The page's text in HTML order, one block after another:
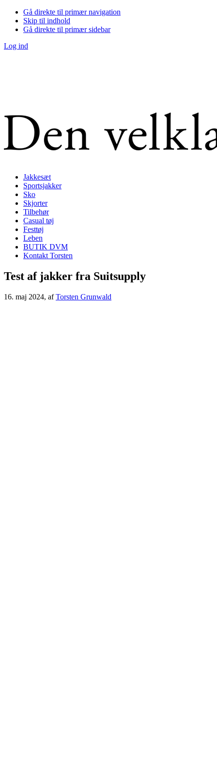
Gå direkte til primær navigation
Skip til indhold
Gå direkte til primær sidebar
Log ind
Jakkesæt
Sportsjakker
Sko
Skjorter
Tilbehør
Casual tøj
Festtøj
Leben
BUTIK DVM
Kontakt Torsten
Test af jakker fra Suitsupply
16. maj 2024, afTorsten Grunwald